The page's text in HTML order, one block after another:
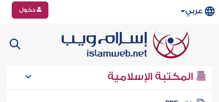
عربي دخول
المكتبة الإسلامية